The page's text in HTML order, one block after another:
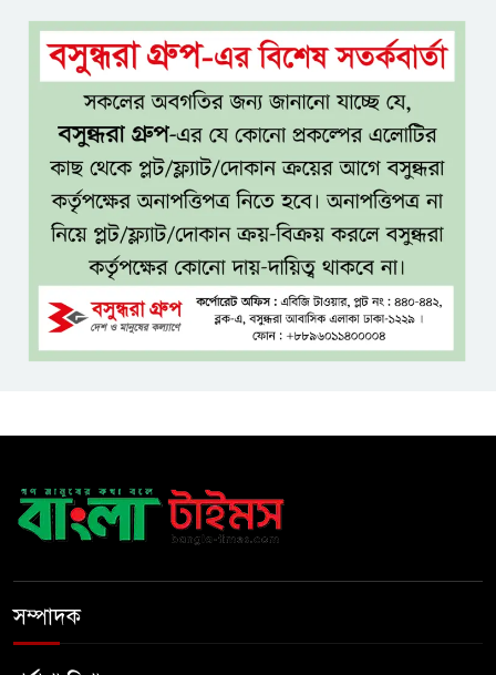
শেখ হাসিনার দিল্লির সংবাদ
সম্মেলনের সঙ্গে ভারত সরকারের
সম্পৃক্ততা নেই: জয়সোয়াল
টাঙ্গাইলে নিহত ১৪ বাস-মিনিবাস
মালিকের পরিবারকে আর্থিক অনুদান
ও সম্মাননা
সাড়ে ৩ হাজার এতিম ও
মাদরাসাশিক্ষার্থীর খাবারের
আয়োজন করলেন প্রতিমন্ত্রী টুকু
কাছে শত কোটি টাকা ক্ষতিপূরণ
দাবি
ধ্বংসস্তূপের ওপরই বারবার ক্ষমতায়
সম্পাদক